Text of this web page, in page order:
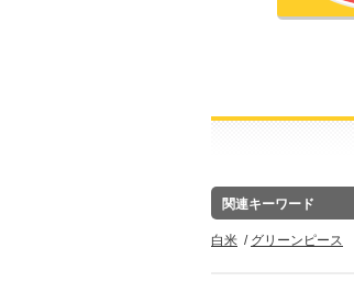
関連キーワード
白米 グリーンピース